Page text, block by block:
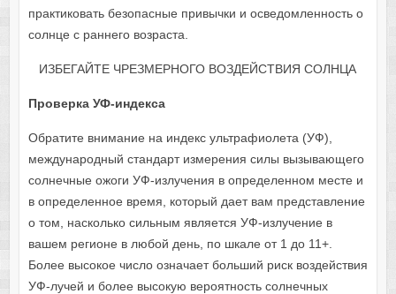
практиковать безопасные привычки и осведомленность о
солнце с раннего возраста.
ИЗБЕГАЙТЕ ЧРЕЗМЕРНОГО ВОЗДЕЙСТВИЯ СОЛНЦА
Проверка УФ-индекса
Обратите внимание на индекс ультрафиолета (УФ),
международный стандарт измерения силы вызывающего
солнечные ожоги УФ-излучения в определенном месте и
в определенное время, который дает вам представление
о том, насколько сильным является УФ-излучение в
вашем регионе в любой день, по шкале от 1 до 11+.
Более высокое число означает больший риск воздействия
УФ-лучей и более высокую вероятность солнечных